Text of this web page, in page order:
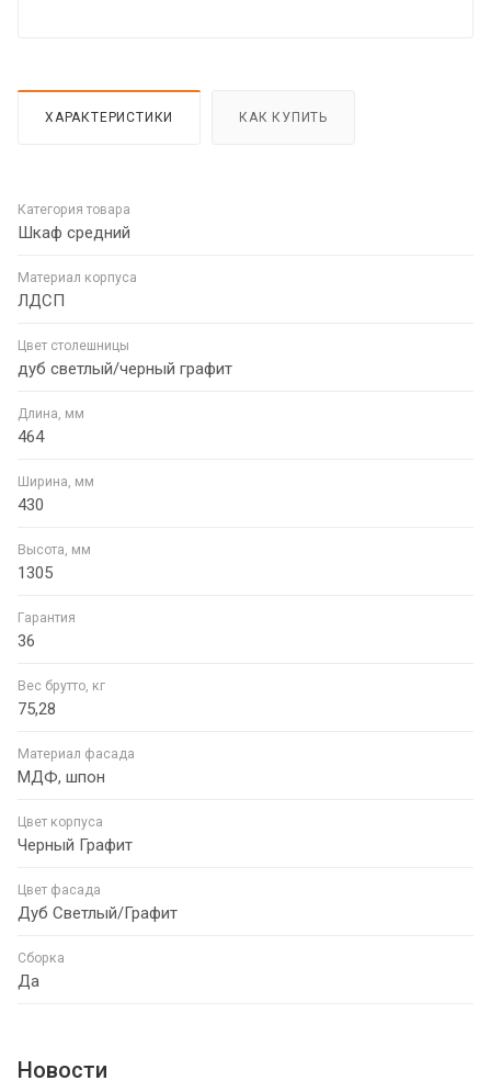
ХАРАКТЕРИСТИКИ КАК КУПИТЬ
Категория товара
Шкаф средний
Материал корпуса
ЛДСП
Цвет столешницы
дуб светлый/черный графит
Длина, мм
464
Ширина, мм
430
Высота, мм
1305
Гарантия
36
Вес брутто, кг
75,28
Материал фасада
МДФ, шпон
Цвет корпуса
Черный Графит
Цвет фасада
Дуб Светлый/Графит
Сборка
Да
Новости